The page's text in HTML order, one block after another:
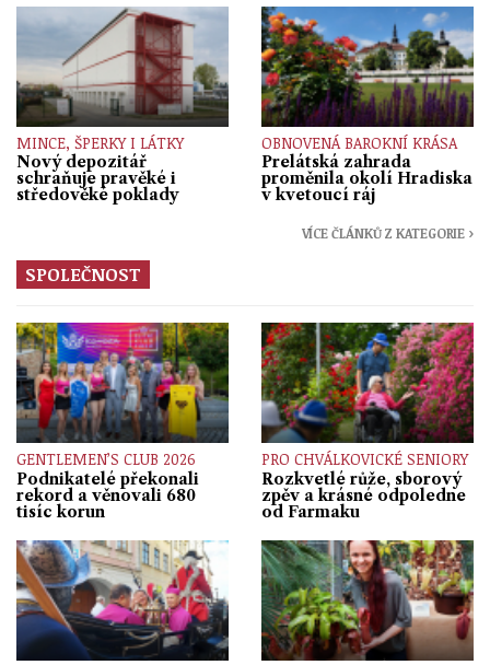
MINCE, ŠPERKY I LÁTKY
Nový depozitář
schraňuje pravěké i
středověké poklady
OBNOVENÁ BAROKNÍ KRÁSA
Prelátská zahrada
proměnila okolí Hradiska
v kvetoucí ráj
VÍCE ČLÁNKŮ Z KATEGORIE ›
SPOLEČNOST
GENTLEMEN’S CLUB 2026
Podnikatelé překonali
rekord a věnovali 680
tisíc korun
PRO CHVÁLKOVICKÉ SENIORY
Rozkvetlé růže, sborový
zpěv a krásné odpoledne
od Farmaku